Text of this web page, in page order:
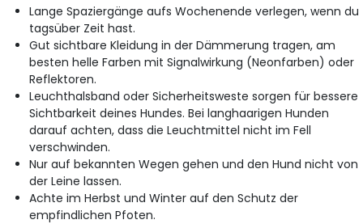
Lange Spaziergänge aufs Wochenende verlegen, wenn du
tagsüber Zeit hast.
Gut sichtbare Kleidung in der Dämmerung tragen, am
besten helle Farben mit Signalwirkung (Neonfarben) oder
Reflektoren.
Leuchthalsband oder Sicherheitsweste sorgen für bessere
Sichtbarkeit deines Hundes. Bei langhaarigen Hunden
darauf achten, dass die Leuchtmittel nicht im Fell
verschwinden.
Nur auf bekannten Wegen gehen und den Hund nicht von
der Leine lassen.
Achte im Herbst und Winter auf den Schutz der
empfindlichen Pfoten.